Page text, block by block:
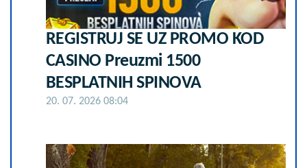
REGISTRUJ SE UZ PROMO KOD
CASINO Preuzmi 1500
BESPLATNIH SPINOVA
20. 07. 2026 08:04